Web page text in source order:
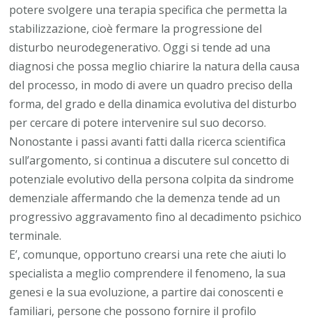
potere svolgere una terapia specifica che permetta la
stabilizzazione, cioè fermare la progressione del
disturbo neurodegenerativo. Oggi si tende ad una
diagnosi che possa meglio chiarire la natura della causa
del processo, in modo di avere un quadro preciso della
forma, del grado e della dinamica evolutiva del disturbo
per cercare di potere intervenire sul suo decorso.
Nonostante i passi avanti fatti dalla ricerca scientifica
sull’argomento, si continua a discutere sul concetto di
potenziale evolutivo della persona colpita da sindrome
demenziale affermando che la demenza tende ad un
progressivo aggravamento fino al decadimento psichico
terminale.
E’, comunque, opportuno crearsi una rete che aiuti lo
specialista a meglio comprendere il fenomeno, la sua
genesi e la sua evoluzione, a partire dai conoscenti e
familiari, persone che possono fornire il profilo